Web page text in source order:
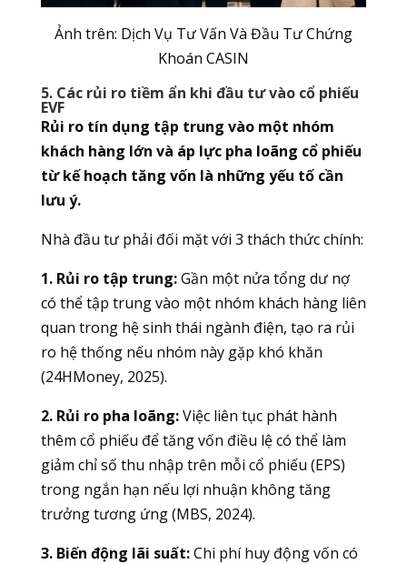
Ảnh trên: Dịch Vụ Tư Vấn Và Đầu Tư Chứng
Khoán CASIN
5. Các rủi ro tiềm ẩn khi đầu tư vào cổ phiếu
EVF
Rủi ro tín dụng tập trung vào một nhóm
khách hàng lớn và áp lực pha loãng cổ phiếu
từ kế hoạch tăng vốn là những yếu tố cần
lưu ý.
Nhà đầu tư phải đối mặt với 3 thách thức chính:
1. Rủi ro tập trung:Gần một nửa tổng dư nợ
có thể tập trung vào một nhóm khách hàng liên
quan trong hệ sinh thái ngành điện, tạo ra rủi
ro hệ thống nếu nhóm này gặp khó khăn
(24HMoney, 2025).
2. Rủi ro pha loãng:Việc liên tục phát hành
thêm cổ phiếu để tăng vốn điều lệ có thể làm
giảm chỉ số thu nhập trên mỗi cổ phiếu (EPS)
trong ngắn hạn nếu lợi nhuận không tăng
trưởng tương ứng (MBS, 2024).
3. Biến động lãi suất:Chi phí huy động vốn có